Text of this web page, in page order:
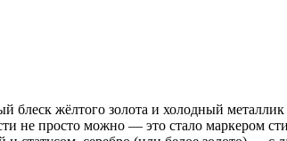
блеск жёлтого золота и холодный
не просто можно — это стало маркером